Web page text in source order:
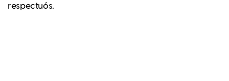
respectuós.